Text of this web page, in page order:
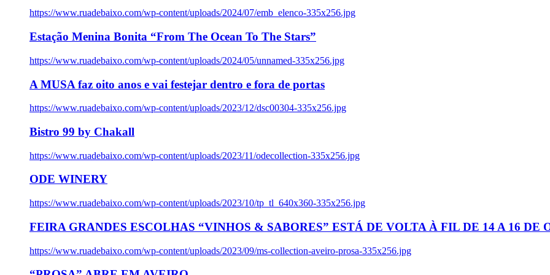
https://www.ruadebaixo.com/wp-content/uploads/2024/07/emb_elenco-335x256.jpg
Estação Menina Bonita “From The Ocean To The Stars”
https://www.ruadebaixo.com/wp-content/uploads/2024/05/unnamed-335x256.jpg
A MUSA faz oito anos e vai festejar dentro e fora de portas
https://www.ruadebaixo.com/wp-content/uploads/2023/12/dsc00304-335x256.jpg
Bistro 99 by Chakall
https://www.ruadebaixo.com/wp-content/uploads/2023/11/odecollection-335x256.jpg
ODE WINERY
https://www.ruadebaixo.com/wp-content/uploads/2023/10/tp_tl_640x360-335x256.jpg
FEIRA GRANDES ESCOLHAS “VINHOS & SABORES” ESTÁ DE VOLTA À FIL DE 14 A 16 DE
https://www.ruadebaixo.com/wp-content/uploads/2023/09/ms-collection-aveiro-prosa-335x256.jpg